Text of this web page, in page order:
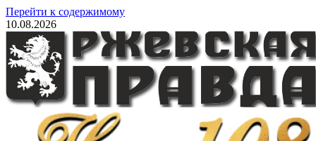
Перейти к содержимому
10.08.2026